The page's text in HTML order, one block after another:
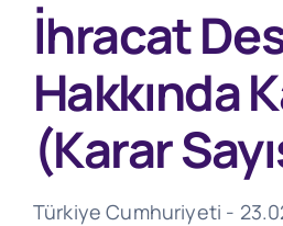
İhracat
Hakkında
(Karar
Türkiye Cumhuriyeti -